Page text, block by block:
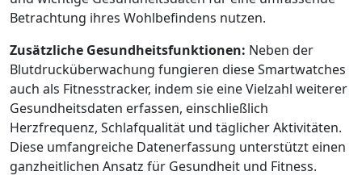
Betrachtung ihres Wohlbefindens nutzen.
Zusätzliche Gesundheitsfunktionen: Neben der
Blutdrucküberwachung fungieren diese Smartwatches
auch als Fitnesstracker, indem sie eine Vielzahl weiterer
Gesundheitsdaten erfassen, einschließlich
Herzfrequenz, Schlafqualität und täglicher Aktivitäten.
Diese umfangreiche Datenerfassung unterstützt einen
ganzheitlichen Ansatz für Gesundheit und Fitness.